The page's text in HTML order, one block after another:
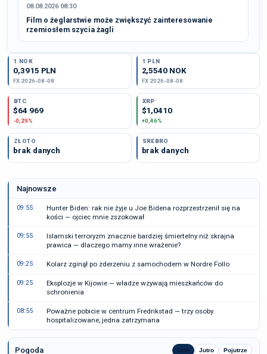
08.08.2026 08:30
Film o żeglarstwie może zwiększyć zainteresowanie
rzemiosłem szycia żagli
1 NOK
0,3915 PLN
FX 2026-08-08
1 PLN
2,5540 NOK
FX 2026-08-08
BTC
$64 969
-0,29%
XRP
$1,0410
+0,46%
ZŁOTO
brak danych
SREBRO
brak danych
Najnowsze
09:55
Hunter Biden: rak nie żyje u Joe Bidena rozprzestrzenił się na
kości — ojciec mnie zszokował
09:55
Islamski terroryzm znacznie bardziej śmiertelny niż skrajna
prawica — dlaczego mamy inne wrażenie?
09:25 Kolarz zginął po zderzeniu z samochodem w Nordre Follo
09:25
Eksplozje w Kijowie — władze wzywają mieszkańców do
schronienia
08:55
Poważne pobicie w centrum Fredrikstad — trzy osoby
hospitalizowane, jedna zatrzymana
Pogoda Dziś Jutro Pojutrze